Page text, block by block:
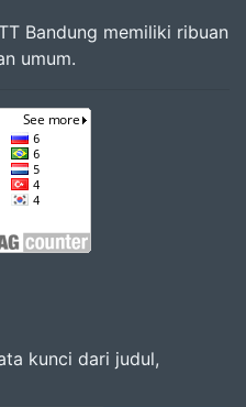
Bandung memiliki ribuan
umum.
kunci dari judul,